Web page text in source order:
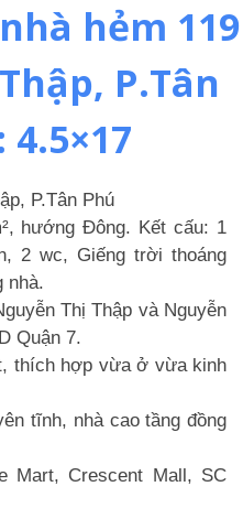
hẻm 119
P.Tân
4.5×17
P.Tân Phú
hướng Đông. Kết cấu: 1
2 wc, Giếng trời thoáng
nhà.
Thị Thập và Nguyễn
Quận 7.
thích hợp vừa ở vừa kinh
tĩnh, nhà cao tầng đồng
Mart, Crescent Mall, SC